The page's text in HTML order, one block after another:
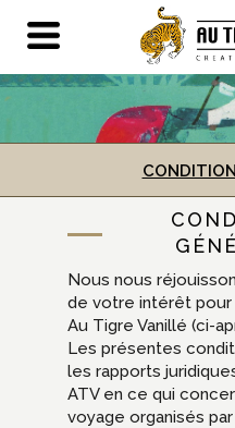
Nous nous
de votre intérêt pour
Au Tigre Vanillé (ci-
Les présentes
les rapports
ATV en ce qui
voyage organisés